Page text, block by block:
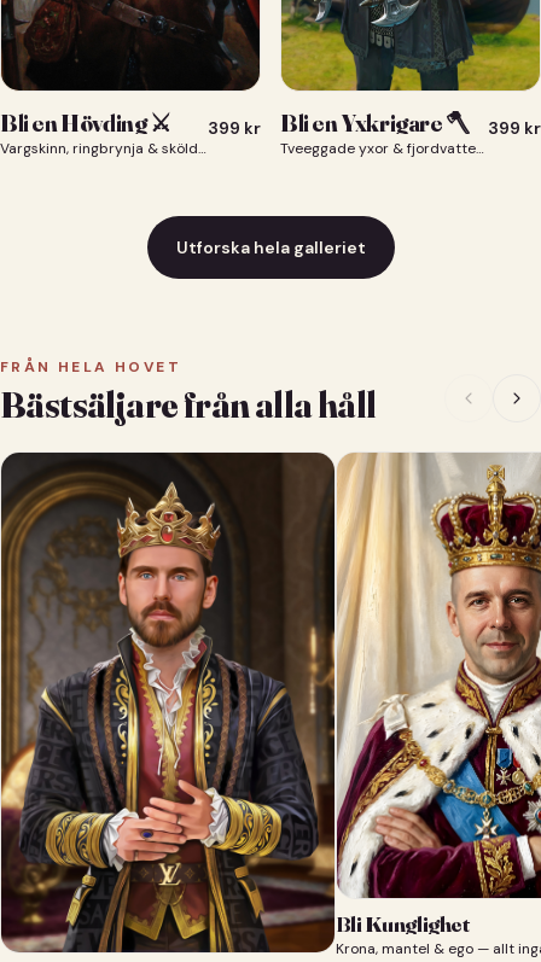
Bli en Hövding ⚔️
Vargskinn, ringbrynja & sköld — du som nordisk krigsherre ⚔️
399 kr Bli en Yxkrigare 🪓
Tveeggade yxor & fjordvatten bakom dig 🪓
399 kr
Utforska hela galleriet
FRÅN HELA HOVET
Bästsäljare från alla håll
Bli Kunglighet
Krona, mantel & ego — allt